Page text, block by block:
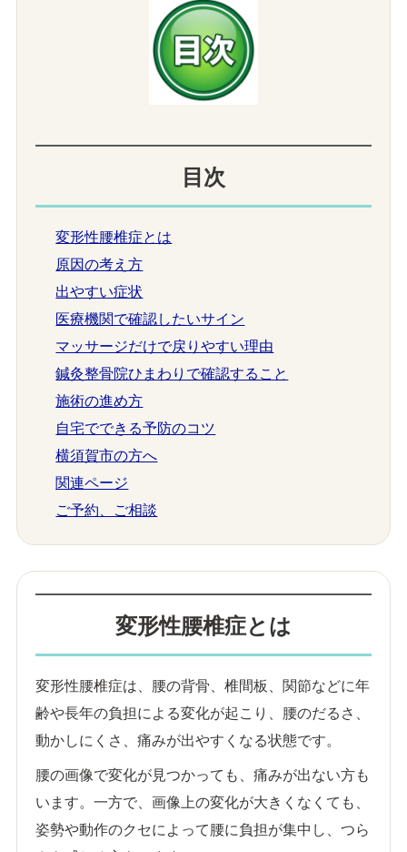
目次
変形性腰椎症とは
原因の考え方
出やすい症状
医療機関で確認したいサイン
マッサージだけで戻りやすい理由
鍼灸整骨院ひまわりで確認すること
施術の進め方
自宅でできる予防のコツ
横須賀市の方へ
関連ページ
ご予約、ご相談
変形性腰椎症とは
変形性腰椎症は、腰の背骨、椎間板、関節などに年
齢や長年の負担による変化が起こり、腰のだるさ、
動かしにくさ、痛みが出やすくなる状態です。
腰の画像で変化が見つかっても、痛みが出ない方も
います。一方で、画像上の変化が大きくなくても、
姿勢や動作のクセによって腰に負担が集中し、つら